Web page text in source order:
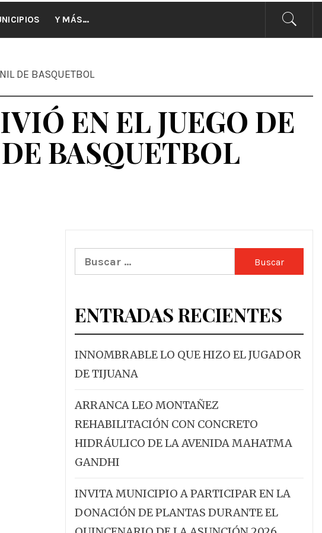
Y MÁS…
DE BASQUETBOL
EN EL JUEGO DE
BASQUETBOL
Buscar:
ENTRADAS RECIENTES
INNOMBRABLE LO QUE HIZO EL JUGADOR
DE TIJUANA
ARRANCA LEO MONTAÑEZ
REHABILITACIÓN CON CONCRETO
HIDRÁULICO DE LA AVENIDA MAHATMA
GANDHI
INVITA MUNICIPIO A PARTICIPAR EN LA
DONACIÓN DE PLANTAS DURANTE EL